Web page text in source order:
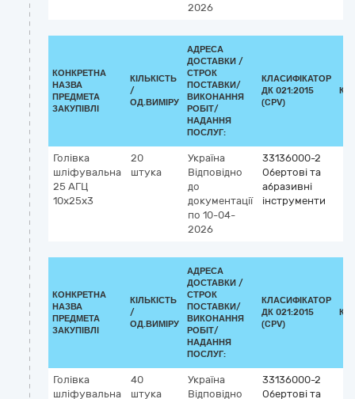
2026
КОНКРЕТНА
НАЗВА
ПРЕДМЕТА
ЗАКУПІВЛІ
КІЛЬКІСТЬ
/
ОД.ВИМІРУ
АДРЕСА
ДОСТАВКИ /
СТРОК
ПОСТАВКИ/
ВИКОНАННЯ
РОБІТ/
НАДАННЯ
ПОСЛУГ:
КЛАСИФІКАТОР
ДК 021:2015
(CPV)
Голівка
шліфувальна
25 АГЦ
10х25х3
20
штука
Україна
Відповідно
до
документації
по 10-04-
2026
33136000-2
Обертові та
абразивні
інструменти
КОНКРЕТНА
НАЗВА
ПРЕДМЕТА
ЗАКУПІВЛІ
КІЛЬКІСТЬ
/
ОД.ВИМІРУ
АДРЕСА
ДОСТАВКИ /
СТРОК
ПОСТАВКИ/
ВИКОНАННЯ
РОБІТ/
НАДАННЯ
ПОСЛУГ:
КЛАСИФІКАТОР
ДК 021:2015
(CPV)
Голівка
шліфувальна
40
штука
Україна
Відповідно
33136000-2
Обертові та